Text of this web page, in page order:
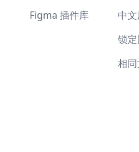
Figma 插件库
中
锁
相